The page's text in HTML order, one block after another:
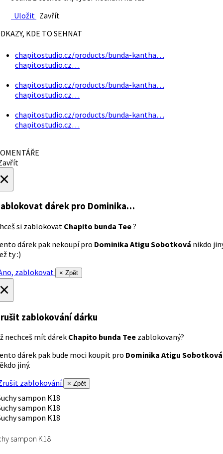
Uložit Zavřít
KDE TO SEHNAT
chapitostudio.cz/products/bunda-kantha…
chapitostudio.cz…
chapitostudio.cz/products/bunda-kantha…
chapitostudio.cz…
chapitostudio.cz/products/bunda-kantha…
chapitostudio.cz…
dárek pro Dominika…
si zablokovat Chapito bunda Tee?
dárek pak nekoupí pro Dominika Atigu Sobotková nikdo
ty :)
zablokovat
× Zpět
zablokování dárku
nechceš mít dárek Chapito bunda Tee zablokovaný?
dárek pak bude moci koupit pro Dominika Atigu Sobotková
jiný.
zablokování
× Zpět
sampon K18